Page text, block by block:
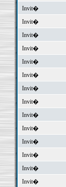
Invit�
Invit�
Invit�
Invit�
Invit�
Invit�
Invit�
Invit�
Invit�
Invit�
Invit�
Invit�
Invit�
Invit�